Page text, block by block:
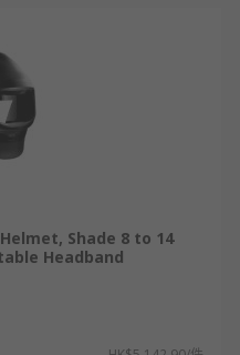
Shade 8 to 14
Headband